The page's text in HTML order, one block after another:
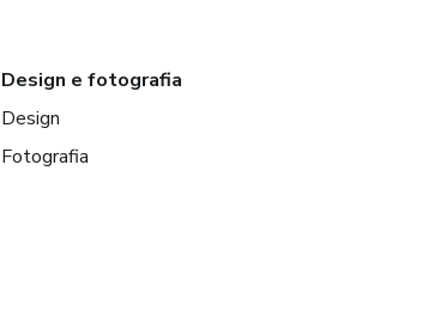
Design e fotografia
Design
Fotografia